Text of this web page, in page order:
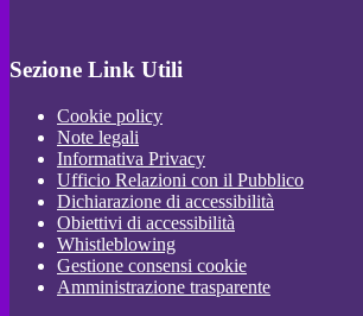
Sezione Link Utili
Cookie policy
Note legali
Informativa Privacy
Ufficio Relazioni con il Pubblico
Dichiarazione di accessibilità
Obiettivi di accessibilità
Whistleblowing
Gestione consensi cookie
Amministrazione trasparente